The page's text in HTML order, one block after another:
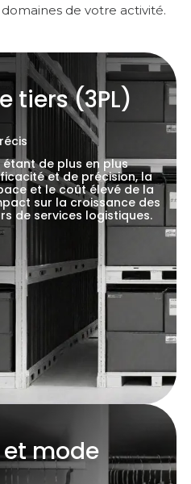
de votre activité.
tiers (3PL)
de plus en plus
et de précision, la
et le coût élevé de la
sur la croissance des
de services logistiques.
mode